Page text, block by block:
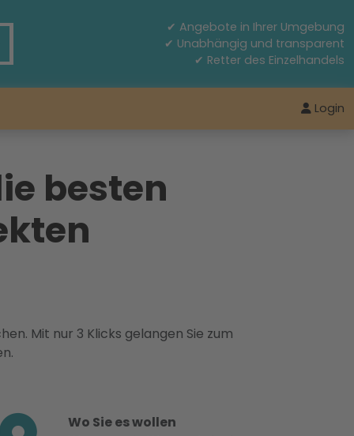
✔ Angebote in Ihrer Umgebung
✔ Unabhängig und transparent
✔ Retter des Einzelhandels
Login
besten
Mit nur 3 Klicks gelangen Sie zum
Wo Sie es wollen